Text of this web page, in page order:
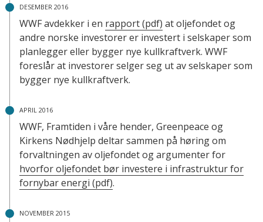
DESEMBER 2016
WWF avdekker i en rapport (pdf) at oljefondet og
andre norske investorer er investert i selskaper som
planlegger eller bygger nye kullkraftverk. WWF
foreslår at investorer selger seg ut av selskaper som
bygger nye kullkraftverk.
APRIL 2016
WWF, Framtiden i våre hender, Greenpeace og
Kirkens Nødhjelp deltar sammen på høring om
forvaltningen av oljefondet og argumenter for
hvorfor oljefondet bør investere i infrastruktur for
fornybar energi (pdf).
NOVEMBER 2015